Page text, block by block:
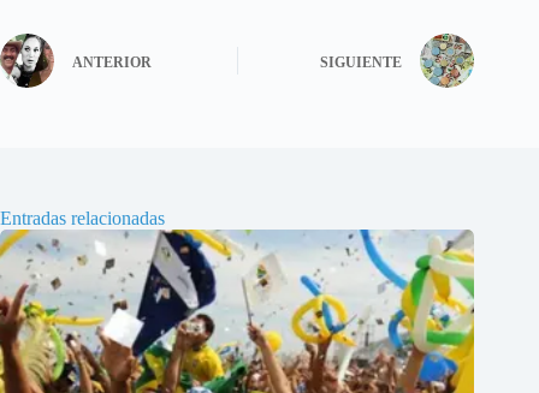
ANTERIOR SIGUIENTE
Entradas relacionadas